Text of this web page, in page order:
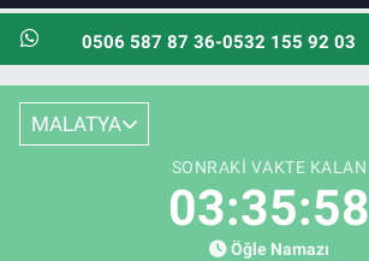
0506 587 87 36-0532 155 92 03
MALATYA
SONRAKI VAKTE KALAN
03:35:56
Öğle Namazı